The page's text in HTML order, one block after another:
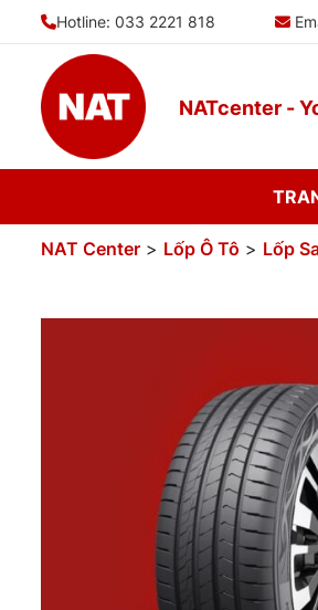
Hotline: 033 2221 818
NATcenter -
NAT Center > Lốp Ô Tô > Lốp